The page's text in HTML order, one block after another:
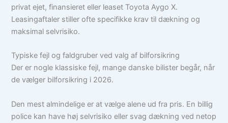
privat ejet, finansieret eller leaset Toyota Aygo X.
Leasingaftaler stiller ofte specifikke krav til dækning og
maksimal selvrisiko.
Typiske fejl og faldgruber ved valg af bilforsikring
Der er nogle klassiske fejl, mange danske bilister begår, når
de vælger bilforsikring i 2026.
Den mest almindelige er at vælge alene ud fra pris. En billig
police kan have høj selvrisiko eller svag dækning ved netop